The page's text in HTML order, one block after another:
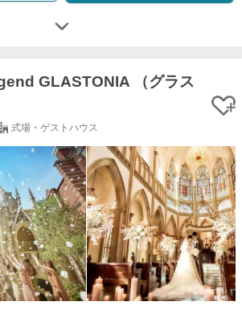
GLASTONIA （グラス
式場・ゲストハウス